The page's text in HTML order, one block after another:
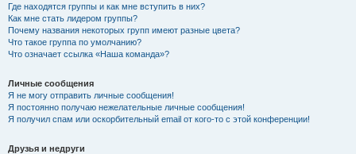
Где находятся группы и как мне вступить в них?
Как мне стать лидером группы?
Почему названия некоторых групп имеют разные цвета?
Что такое группа по умолчанию?
Что означает ссылка «Наша команда»?
Личные сообщения
Я не могу отправить личные сообщения!
Я постоянно получаю нежелательные личные сообщения!
Я получил спам или оскорбительный email от кого-то с этой конференции!
Друзья и недруги